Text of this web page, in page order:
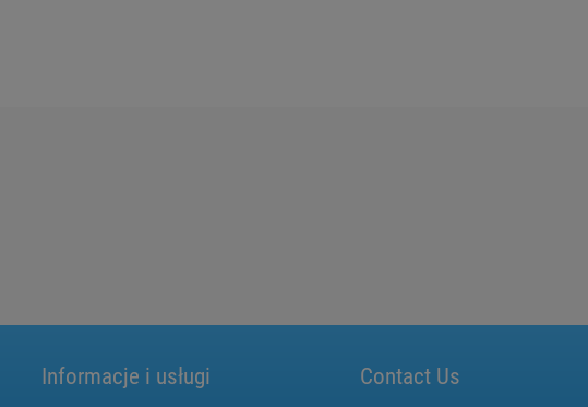
Informacje i usługi Contact Us